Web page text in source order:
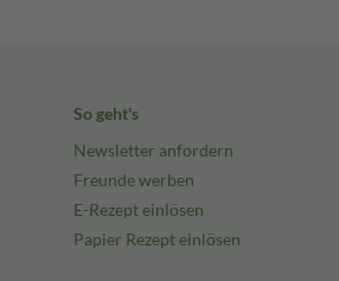
So geht's
Newsletter anfordern
Freunde werben
E-Rezept einlösen
Papier Rezept einlösen